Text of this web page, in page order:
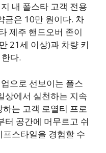
내 폴스타 고객 전용
금은 10만 원이다. 차
제주 핸드오버 존이
21세 이상)과 차량 키
다.
으로 선보이는 폴스
상에서 실천하는 지속
는 고객 로열티 프로
터 공간에 머무르고 쉬
스타일을 경험할 수